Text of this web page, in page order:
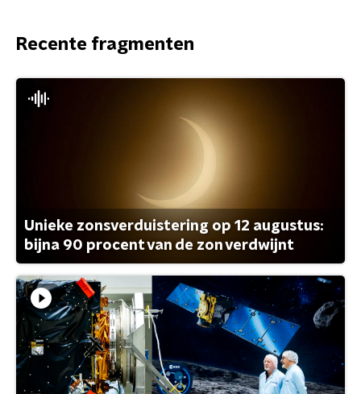
Recente fragmenten
Unieke zonsverduistering op 12 augustus:
bijna 90 procent van de zon verdwijnt